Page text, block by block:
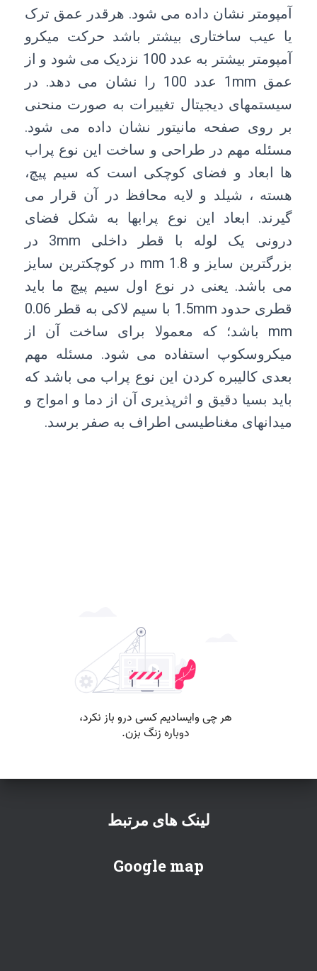
آمپومتر نشان داده می شود. هرقدر عمق ترک
یا عیب ساختاری بیشتر باشد حرکت میکرو
آمپومتر بیشتر به عدد 100 نزدیک می شود و از
عمق 1mm عدد 100 را نشان می دهد. در
سیستمهای دیجیتال تغییرات به صورت منحنی
بر روی صفحه مانیتور نشان داده می شود.
مسئله مهم در طراحی و ساخت این نوع پراب
ها ابعاد و فضای کوچکی است که سیم پیچ،
هسته ، شیلد و لایه محافظ در آن قرار می
گیرند. ابعاد این نوع پرابها به شکل فضای
درونی یک لوله با قطر داخلی 3mm در
بزرگترین سایز و 1.8 mm در کوچکترین سایز
می باشد. یعنی در نوع اول سیم پیچ ما باید
قطری حدود 1.5mm با سیم لاکی به قطر 0.06
mm باشد؛ که معمولا برای ساخت آن از
میکروسکوپ استفاده می شود. مسئله مهم
بعدی کالیبره کردن این نوع پراب می باشد که
باید بسیا دقیق و اثرپذیری آن از دما و امواج و
میدانهای مغناطیسی اطراف به صفر برسد.
لینک های مرتبط
Google map